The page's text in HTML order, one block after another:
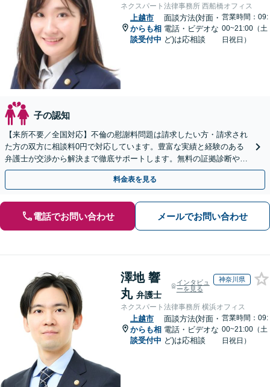
ネクスパート法律事務所 西船橋オフィス
上越市
からも相
談受付中
面談方法(対面・
電話・ビデオな
ど)は応相談
営業時間：09:
00~21:00（土
日祝日）
子の認知
【来所不要／全国対応】不倫の慰謝料問題は請求したい方・請求され
た方の双方に相談料0円で対応しています。豊富な実績と経験のある
弁護士が交渉から解決まで徹底サポートします。無料の証拠診断や着
手金の返還保証もありますので安心してご相談ください。
料金表を見る
電話でお問い合わせ メールでお問い合わせ
澤地 響
丸 弁護士
インタビュ
ーを見る
神奈川県
ネクスパート法律事務所 横浜オフィス
上越市
からも相
談受付中
面談方法(対面・
電話・ビデオな
ど)は応相談
営業時間：09:
00~21:00（土
日祝日）